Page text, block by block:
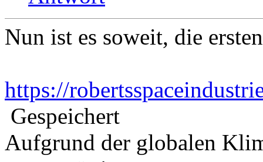
Nun ist es soweit, die
https://
Gespeichert
Aufgrund der globalen